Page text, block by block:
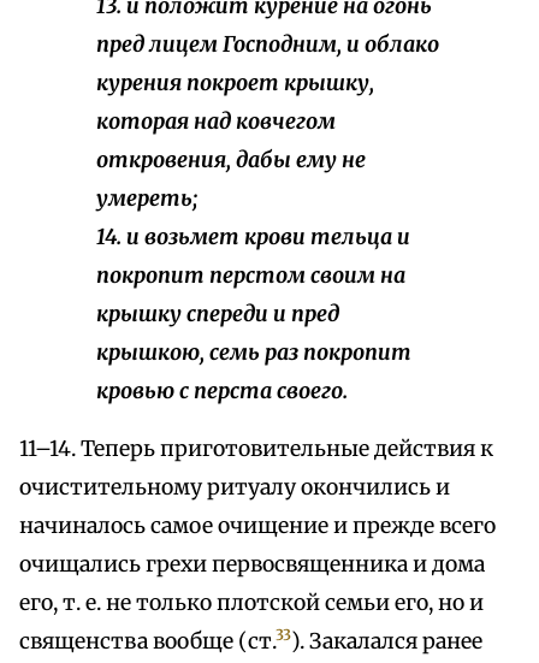
13. и положит курение на огонь
пред лицем Господним, и облако
курения покроет крышку,
которая над ковчегом
откровения, дабы ему не
умереть;
14. и возьмет крови тельца и
покропит перстом своим на
крышку спереди и пред
крышкою, семь раз покропит
кровью с перста своего.
11–14. Теперь приготовительные действия к
очистительному ритуалу окончились и
начиналось самое очищение и прежде всего
очищались грехи первосвященника и дома
его, т. е. не только плотской семьи его, но и
священства вообще (ст.33). Закалался ранее